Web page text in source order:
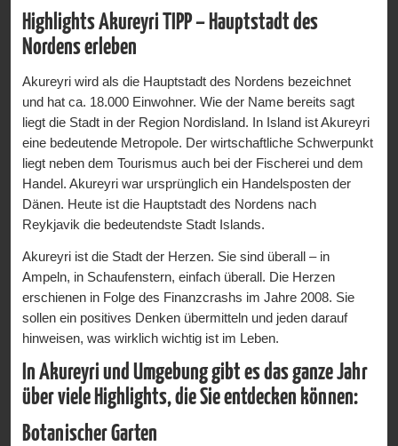
Highlights Akureyri TIPP – Hauptstadt des
Nordens erleben
Akureyri wird als die Hauptstadt des Nordens bezeichnet
und hat ca. 18.000 Einwohner. Wie der Name bereits sagt
liegt die Stadt in der Region Nordisland. In Island ist Akureyri
eine bedeutende Metropole. Der wirtschaftliche Schwerpunkt
liegt neben dem Tourismus auch bei der Fischerei und dem
Handel. Akureyri war ursprünglich ein Handelsposten der
Dänen. Heute ist die Hauptstadt des Nordens nach
Reykjavik die bedeutendste Stadt Islands.
Akureyri ist die Stadt der Herzen. Sie sind überall – in
Ampeln, in Schaufenstern, einfach überall. Die Herzen
erschienen in Folge des Finanzcrashs im Jahre 2008. Sie
sollen ein positives Denken übermitteln und jeden darauf
hinweisen, was wirklich wichtig ist im Leben.
In Akureyri und Umgebung gibt es das ganze Jahr
über viele Highlights, die Sie entdecken können:
Botanischer Garten